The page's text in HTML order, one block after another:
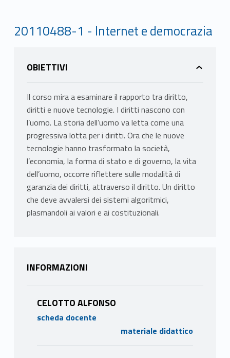
20110488-1 - Internet e democrazia
OBIETTIVI
Il corso mira a esaminare il rapporto tra diritto,
diritti e nuove tecnologie. I diritti nascono con
l’uomo. La storia dell’uomo va letta come una
progressiva lotta per i diritti. Ora che le nuove
tecnologie hanno trasformato la società,
l’economia, la forma di stato e di governo, la vita
dell’uomo, occorre riflettere sulle modalità di
garanzia dei diritti, attraverso il diritto. Un diritto
che deve avvalersi dei sistemi algoritmici,
plasmandoli ai valori e ai costituzionali.
INFORMAZIONI
CELOTTO ALFONSO
scheda docente
materiale didattico